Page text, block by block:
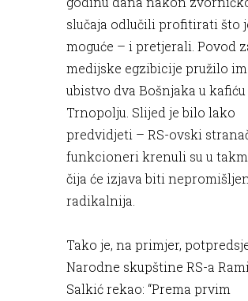
slučaja odlučili profitirati što
moguće – i pretjerali. Povod
medijske egzibicije pružilo
ubistvo dva Bošnjaka u kafiću
Trnopolju. Slijed je bilo lako
predvidjeti – RS-ovski
funkcioneri krenuli su u
čija će izjava biti
radikalnija.
Tako je, na primjer,
Narodne skupštine RS-a
Salkić rekao: “Prema prvim